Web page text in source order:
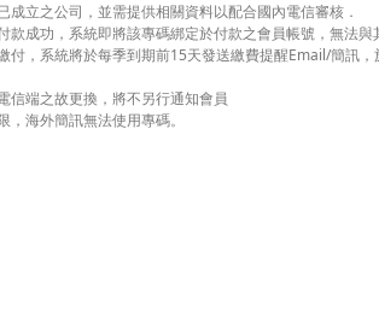
成立之公司，並需提供相關資料以配合國內電信審核．
款成功，系統即將該專碼綁定於付款之會員帳號，無法
付，系統將於每季到期前15天發送繳費提醒Email/簡訊
信端之故更換，將不另行通知會員
海外簡訊無法使用專碼。